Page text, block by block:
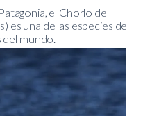
el Chorlo de
es una de las especies de
mundo.